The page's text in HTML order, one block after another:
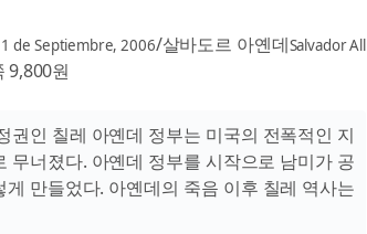
de Septiembre, 2006/살바도르 아옌데Salvador All
9,800원
인 칠레 아옌데 정부는 미국의 전폭적인 지
너졌다. 아옌데 정부를 시작으로 남미가 공
만들었다. 아옌데의 죽음 이후 칠레 역사는